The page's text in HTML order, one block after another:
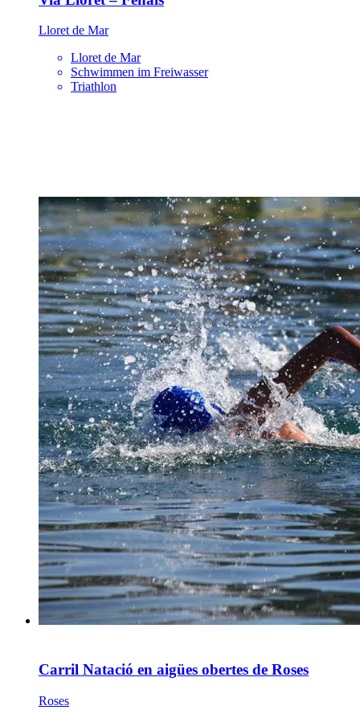
Lloret de Mar
Lloret de Mar
Schwimmen im Freiwasser
Triathlon
Carril Natació en aigües obertes de Roses
Roses